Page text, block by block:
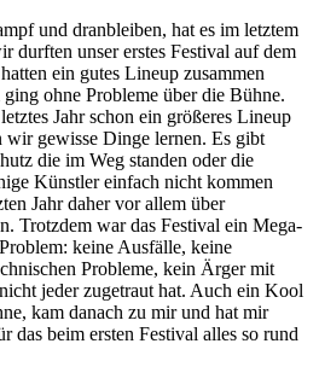
und dranbleiben, hat es im letztem
durften unser erstes Festival auf dem
ein gutes Lineup zusammen
ohne Probleme über die Bühne.
Jahr schon ein größeres Lineup
wir gewisse Dinge lernen. Es gibt
die im Weg standen oder die
Künstler einfach nicht kommen
Jahr daher vor allem über
Trotzdem war das Festival ein Mega-
keine Ausfälle, keine
Probleme, kein Ärger mit
jeder zugetraut hat. Auch ein Kool
kam danach zu mir und hat mir
das beim ersten Festival alles so rund